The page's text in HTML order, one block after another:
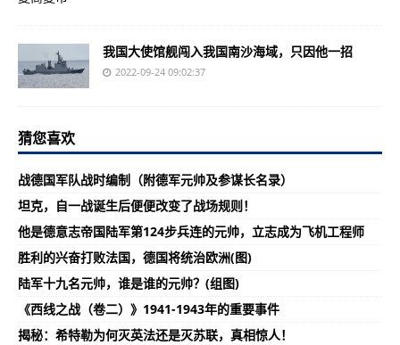
我国大使馆舰闯入我国南沙海域，只因他一招
2022-09-24 09:02:37
猜您喜欢
战德国军队战时编制（附德军元帅及参谋长名录）
坦克，自一战诞生后便便改变了战场规则！
他是德意志帝国陆军第124步兵连的元帅，立志成为飞机工程师
胜利的兴奋打败法国，德国将统治欧洲(图)
陆军十九名元帅，谁是谁的元帅？(组图)
《西线之战（卷二）》1941-1943年的重要事件
揭秘：希特勒为何灭英法还是灭苏联，真相惊人！